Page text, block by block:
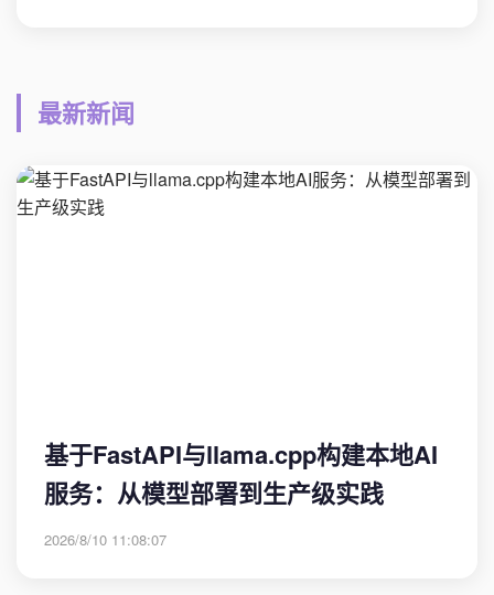
最新新闻
基于FastAPI与llama.cpp构建本地AI
服务：从模型部署到生产级实践
2026/8/10 11:08:07